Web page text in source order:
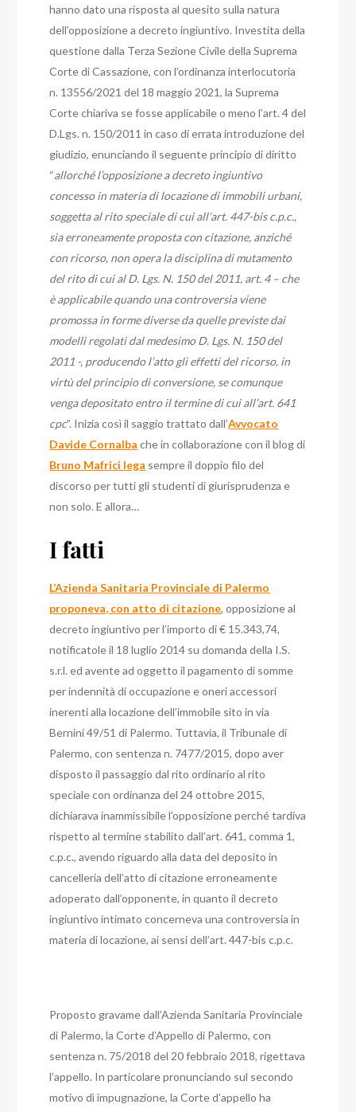
hanno dato una risposta al quesito sulla natura
dell’opposizione a decreto ingiuntivo. Investita della
questione dalla Terza Sezione Civile della Suprema
Corte di Cassazione,con l’ordinanza interlocutoria
n. 13556/2021 del 18 maggio 2021, la Suprema
Corte chiariva se fosse applicabile o meno l’art. 4 del
D.Lgs. n. 150/2011 in caso di errata introduzione del
giudizio, enunciando il seguente principio di diritto
“allorché l’opposizione a decreto ingiuntivo
concesso in materia di locazione di immobili urbani,
soggetta al rito speciale di cui all’art. 447-bis c.p.c.,
sia erroneamente proposta con citazione, anziché
con ricorso, non opera la disciplina di mutamento
del rito di cui al D. Lgs. N. 150 del 2011, art. 4 – che
è applicabile quando una controversia viene
promossa in forme diverse da quelle previste dai
modelli regolati dal medesimo D. Lgs. N. 150 del
2011 -, producendo l’atto gli effetti del ricorso, in
virtù del principio di conversione, se comunque
venga depositato entro il termine di cui all’art. 641
cpc”. Inizia così il saggio trattato dall’Avvocato
Davide Cornalba che in collaborazione con il blog di
Bruno Mafrici lega sempre il doppio filo del
discorso per tutti gli studenti di giurisprudenza e
non solo. E allora…
I fatti
L’Azienda Sanitaria Provinciale di Palermo
proponeva, con atto di citazione, opposizione al
decreto ingiuntivo per l’importo di € 15.343,74,
notificatole il 18 luglio 2014 su domanda della I.S.
s.r.l. ed avente ad oggetto il pagamento di somme
per indennità di occupazione e oneri accessori
inerenti alla locazione dell’immobile sito in via
Bernini 49/51 di Palermo. Tuttavia, il Tribunale di
Palermo, con sentenza n. 7477/2015, dopo aver
disposto il passaggio dal rito ordinario al rito
speciale con ordinanza del 24 ottobre 2015,
dichiarava inammissibile l’opposizione perché tardiva
rispetto al termine stabilito dall’art. 641, comma 1,
c.p.c., avendo riguardo alla data del deposito in
cancelleria dell’atto di citazione erroneamente
adoperato dall’opponente, in quanto il decreto
ingiuntivo intimato concerneva una controversia in
materia di locazione, ai sensi dell’art. 447-bis c.p.c.
Proposto gravame dall’Azienda Sanitaria Provinciale
di Palermo, la Corte d’Appello di Palermo, con
sentenza n. 75/2018 del 20 febbraio 2018, rigettava
l’appello. In particolare pronunciando sul secondo
motivo dì impugnazione, la Corte d’appello ha